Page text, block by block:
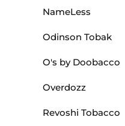
NameLess
Odinson Tobak
O's by Doobacco
Overdozz
Revoshi Tobacco